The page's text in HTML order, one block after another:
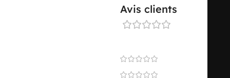
Avis clients